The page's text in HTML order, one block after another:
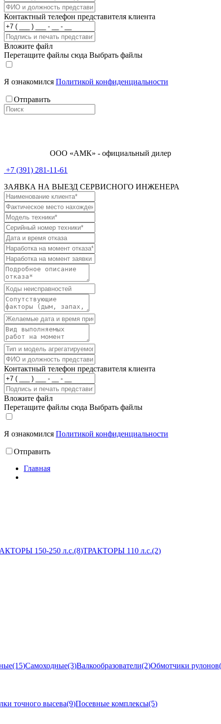
Контактный телефон представителя клиента
Вложите файл
Перетащите файлы сюда Выбрать файлы
Я ознакомился Политикой конфиденциальности
Отправить
ООО «АМК» - официальный дилер
+7 (391) 281-11-61
ЗАЯВКА НА ВЫЕЗД СЕРВИСНОГО ИНЖЕНЕРА
Контактный телефон представителя клиента
Вложите файл
Перетащите файлы сюда Выбрать файлы
Я ознакомился Политикой конфиденциальности
Отправить
Главная
150-250 л.с.(8)ТРАКТОРЫ 110 л.с.(2)
(15)Самоходные(3)Валкообразователи(2)Обмотчики рулонов
точного высева(9)Посевные комплексы(5)